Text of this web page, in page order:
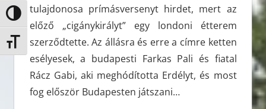
Nagy kontraszt váltása
Betűméret váltása
tulajdonosa prímásversenyt hirdet, mert az
előző „cigánykirályt” egy londoni étterem
szerződtette. Az állásra és erre a címre ketten
esélyesek, a budapesti Farkas Pali és fiatal
Rácz Gabi, aki meghódította Erdélyt, és most
fog először Budapesten játszani…